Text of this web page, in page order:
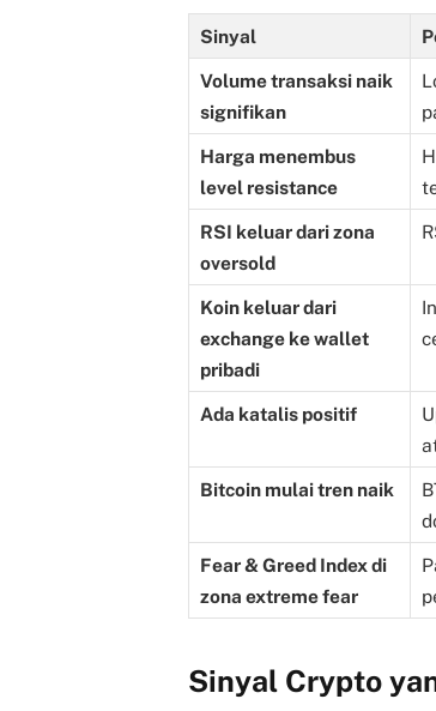
Sinyal
Volume transaksi naik
signifikan
Harga menembus
level resistance
RSI keluar dari zona
oversold
Koin keluar dari
exchange ke wallet
pribadi
Ada katalis positif
Bitcoin mulai tren naik
Fear & Greed Index di
zona extreme fear
Sinyal Crypto